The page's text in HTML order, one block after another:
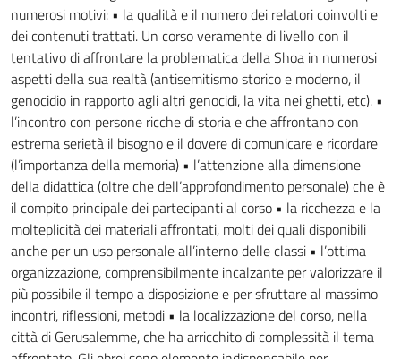
numerosi motivi: • la qualità e il numero dei relatori coinvolti e
dei contenuti trattati. Un corso veramente di livello con il
tentativo di affrontare la problematica della Shoa in numerosi
aspetti della sua realtà (antisemitismo storico e moderno, il
genocidio in rapporto agli altri genocidi, la vita nei ghetti, etc). •
l’incontro con persone ricche di storia e che affrontano con
estrema serietà il bisogno e il dovere di comunicare e ricordare
(l’importanza della memoria) • l’attenzione alla dimensione
della didattica (oltre che dell’approfondimento personale) che è
il compito principale dei partecipanti al corso • la ricchezza e la
molteplicità dei materiali affrontati, molti dei quali disponibili
anche per un uso personale all’interno delle classi • l’ottima
organizzazione, comprensibilmente incalzante per valorizzare il
più possibile il tempo a disposizione e per sfruttare al massimo
incontri, riflessioni, metodi • la localizzazione del corso, nella
città di Gerusalemme, che ha arricchito di complessità il tema